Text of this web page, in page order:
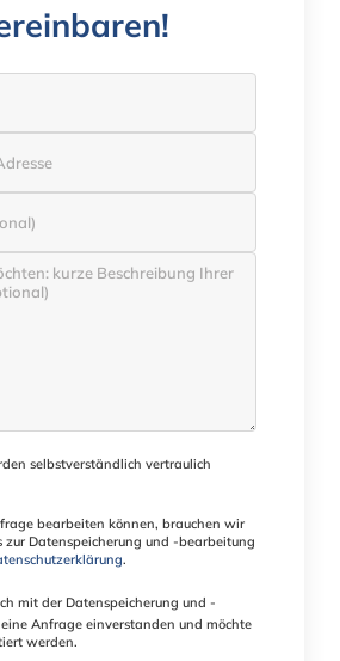
selbstverständlich vertraulich
bearbeiten können, brauchen wir
zur Datenspeicherung und -bearbeitung
.
mit der Datenspeicherung und -
Anfrage einverstanden und möchte
werden.